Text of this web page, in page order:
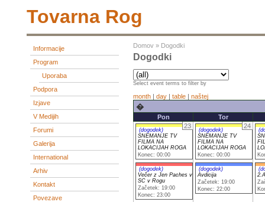
Tovarna Rog
Informacije
Program
Uporaba
Podpora
Izjave
V Medijih
Forumi
Galerija
International
Arhiv
Kontakt
Povezave
Domov » Dogodki
Dogodki
Select event terms to filter by
month | day | table | naštej
�
Pon
Tor
23
(dogodek)
SNEMANJE TV
FILMA NA
LOKACIJAH ROGA
Konec: 00:00
(dogodek)
Večer z Jen Paches v
SC v Rogu
Začetek: 19:00
Konec: 23:00
24
(dogodek)
SNEMANJE TV
FILMA NA
LOKACIJAH ROGA
Konec: 00:00
(dogodek)
Avdicija
Začetek: 19:00
Konec: 22:00